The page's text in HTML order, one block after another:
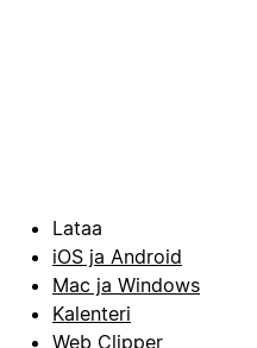
Lataa
iOS ja Android
Mac ja Windows
Kalenteri
Web Clipper